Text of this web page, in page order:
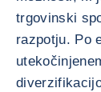
trgovinski
razpotju. Po